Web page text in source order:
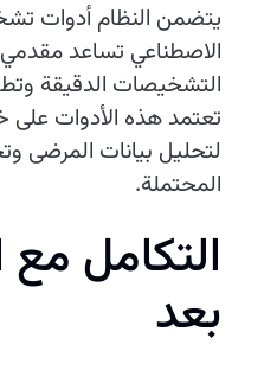
يتضمن النظام أدوات
الاصطناعي تساعد مقدمي
التشخيصات الدقيقة
تعتمد هذه الأدوات على
لتحليل بيانات المرضى
المحتملة.
التكامل
بعد